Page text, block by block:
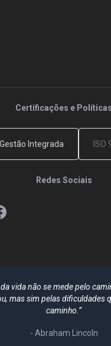
Certificações e Políticas
Integrada ISO
Redes Sociais
da vida não se mede pelo
mas sim pelas dificuldades
caminho.”
- Abraham Lincoln